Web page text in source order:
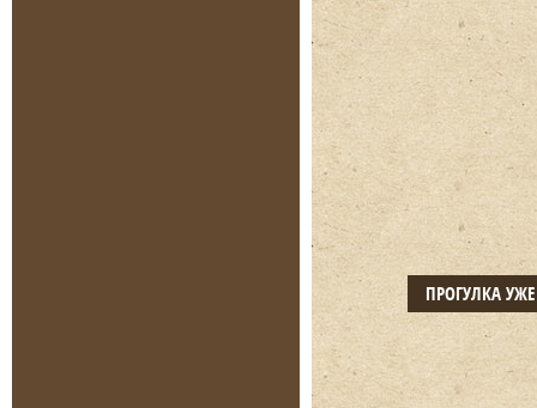
ПРОГУЛКА